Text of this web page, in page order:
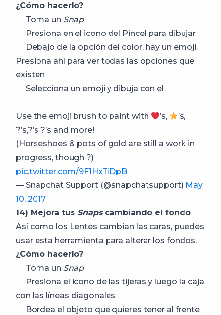
¿Cómo hacerlo?
Toma un Snap
Presiona en el icono del Pincel para dibujar
Debajo de la opción del color, hay un emoji.
Presiona ahí para ver todas las opciones que
existen
Selecciona un emoji y dibuja con el
Use the emoji brush to paint with ’s,
’s,
?’s,?’s ?’s and more!
(Horseshoes & pots of gold are still a work in
progress, though ?)
pic.twitter.com/9F1HxTiDpB
— Snapchat Support (@snapchatsupport) May
10, 2017
14) Mejora tus Snaps cambiando el fondo
Así como los Lentes cambian las caras, puedes
usar esta herramienta para alterar los fondos.
¿Cómo hacerlo?
Toma un Snap
Presiona el icono de las tijeras y luego la caja
con las líneas diagonales
Bordea el objeto que quieres tener al frente